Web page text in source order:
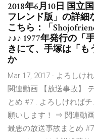
2018年6月10日 国立
フレンド版」の詳細
こちら：「
♪♪♪ 1977年発行の「
きにて、手塚は「も
か
Mar 17, 2017 · よろし
関連動画 【放送事故】
とめ #7 . よろしければ
願いします！ ⇒ 関連動
最悪の放送事故まとめ